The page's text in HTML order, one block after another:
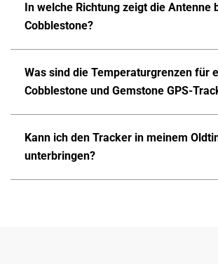
In welche Richtung zeigt die Antenne
Cobblestone?
Was sind die Temperaturgrenzen für
Cobblestone und Gemstone GPS-
Kann ich den Tracker in meinem
unterbringen?